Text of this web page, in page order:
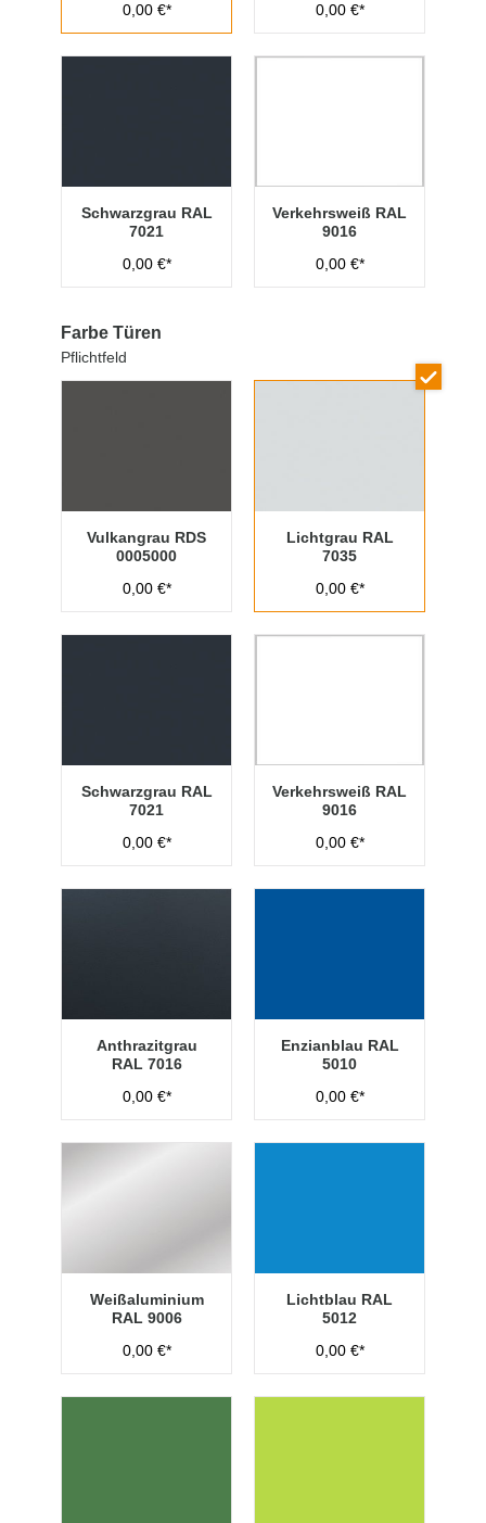
0,00 €*
0,00 €*
Schwarzgrau RAL
7021
0,00 €*
Verkehrsweiß RAL
9016
0,00 €*
Farbe Türen
Pflichtfeld
Vulkangrau RDS
0005000
0,00 €*
Lichtgrau RAL
7035
0,00 €*
Schwarzgrau RAL
7021
0,00 €*
Verkehrsweiß RAL
9016
0,00 €*
Anthrazitgrau
RAL 7016
0,00 €*
Enzianblau RAL
5010
0,00 €*
Weißaluminium
RAL 9006
0,00 €*
Lichtblau RAL
5012
0,00 €*